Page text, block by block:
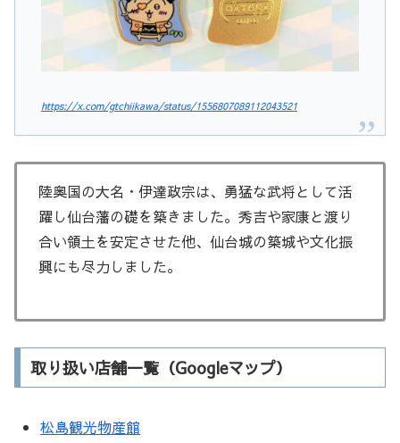
https://x.com/gtchiikawa/status/1556807089112043521
陸奥国の大名・伊達政宗は、勇猛な武将として活
躍し仙台藩の礎を築きました。秀吉や家康と渡り
合い領土を安定させた他、仙台城の築城や文化振
興にも尽力しました。
取り扱い店舗一覧（Googleマップ）
松島観光物産館